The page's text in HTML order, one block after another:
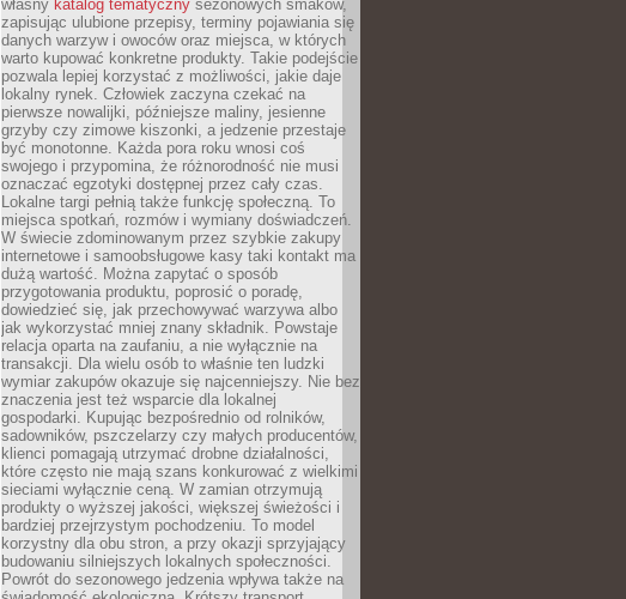
własny katalog tematyczny sezonowych smaków,
zapisując ulubione przepisy, terminy pojawiania się
danych warzyw i owoców oraz miejsca, w których
warto kupować konkretne produkty. Takie podejście
pozwala lepiej korzystać z możliwości, jakie daje
lokalny rynek. Człowiek zaczyna czekać na
pierwsze nowalijki, późniejsze maliny, jesienne
grzyby czy zimowe kiszonki, a jedzenie przestaje
być monotonne. Każda pora roku wnosi coś
swojego i przypomina, że różnorodność nie musi
oznaczać egzotyki dostępnej przez cały czas.
Lokalne targi pełnią także funkcję społeczną. To
miejsca spotkań, rozmów i wymiany doświadczeń.
W świecie zdominowanym przez szybkie zakupy
internetowe i samoobsługowe kasy taki kontakt ma
dużą wartość. Można zapytać o sposób
przygotowania produktu, poprosić o poradę,
dowiedzieć się, jak przechowywać warzywa albo
jak wykorzystać mniej znany składnik. Powstaje
relacja oparta na zaufaniu, a nie wyłącznie na
transakcji. Dla wielu osób to właśnie ten ludzki
wymiar zakupów okazuje się najcenniejszy. Nie bez
znaczenia jest też wsparcie dla lokalnej
gospodarki. Kupując bezpośrednio od rolników,
sadowników, pszczelarzy czy małych producentów,
klienci pomagają utrzymać drobne działalności,
które często nie mają szans konkurować z wielkimi
sieciami wyłącznie ceną. W zamian otrzymują
produkty o wyższej jakości, większej świeżości i
bardziej przejrzystym pochodzeniu. To model
korzystny dla obu stron, a przy okazji sprzyjający
budowaniu silniejszych lokalnych społeczności.
Powrót do sezonowego jedzenia wpływa także na